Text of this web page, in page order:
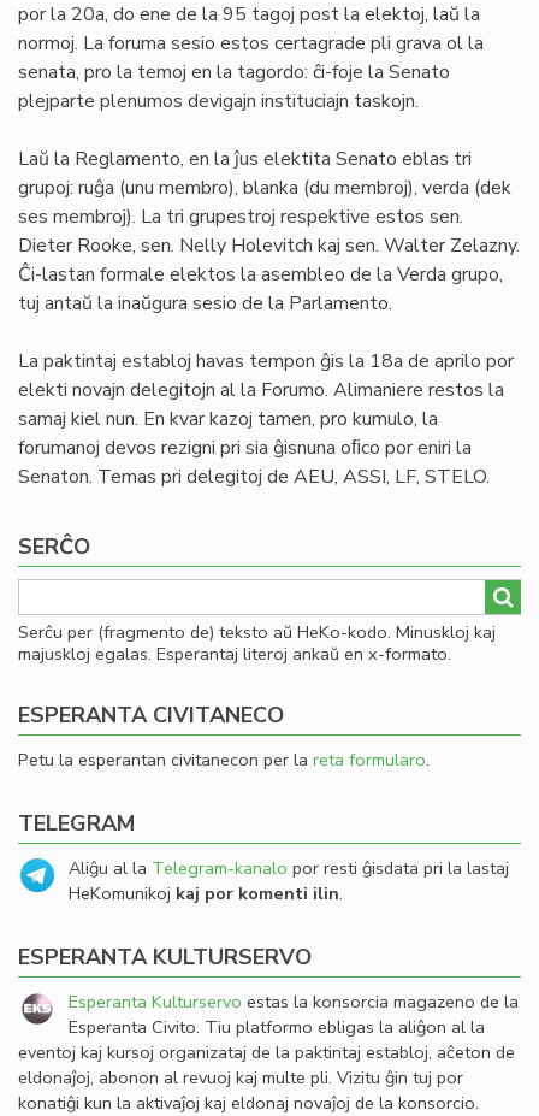
por la 20a, do ene de la 95 tagoj post la elektoj, laŭ la
normoj. La foruma sesio estos certagrade pli grava ol la
senata, pro la temoj en la tagordo: ĉi-foje la Senato
plejparte plenumos devigajn instituciajn taskojn.
Laŭ la Reglamento, en la ĵus elektita Senato eblas tri
grupoj: ruĝa (unu membro), blanka (du membroj), verda (dek
ses membroj). La tri grupestroj respektive estos sen.
Dieter Rooke, sen. Nelly Holevitch kaj sen. Walter Zelazny.
Ĉi-lastan formale elektos la asembleo de la Verda grupo,
tuj antaŭ la inaŭgura sesio de la Parlamento.
La paktintaj establoj havas tempon ĝis la 18a de aprilo por
elekti novajn delegitojn al la Forumo. Alimaniere restos la
samaj kiel nun. En kvar kazoj tamen, pro kumulo, la
forumanoj devos rezigni pri sia ĝisnuna oﬁco por eniri la
Senaton. Temas pri delegitoj de AEU, ASSI, LF, STELO.
SERĈO
Serĉu per (fragmento de) teksto aŭ HeKo-kodo. Minuskloj kaj
majuskloj egalas. Esperantaj literoj ankaŭ en x-formato.
ESPERANTA CIVITANECO
Petu la esperantan civitanecon per la reta formularo.
TELEGRAM
Aliĝu al la Telegram-kanalo por resti ĝisdata pri la lastaj
HeKomunikoj kaj por komenti ilin.
ESPERANTA KULTURSERVO
Esperanta Kulturservo estas la konsorcia magazeno de la
Esperanta Civito. Tiu platformo ebligas la aliĝon al la
eventoj kaj kursoj organizataj de la paktintaj establoj, aĉeton de
eldonaĵoj, abonon al revuoj kaj multe pli. Vizitu ĝin tuj por
konatiĝi kun la aktivaĵoj kaj eldonaj novaĵoj de la konsorcio.